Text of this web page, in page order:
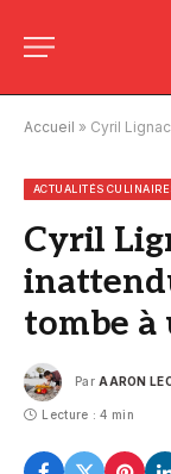
Accueil » Cyril Lignac
ACTUALITÉS
Cyril
tombe à
Par AARON
Lecture : 4 min